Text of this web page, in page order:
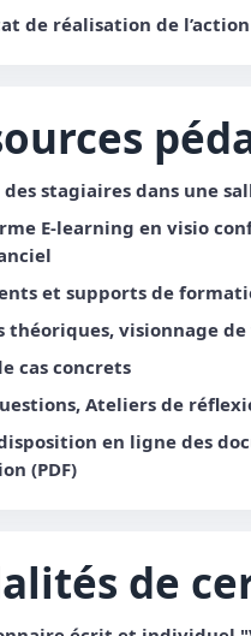
de réalisation de
des stagiaires dans une
E-learning en visio
et supports de
théoriques, visionnage
cas concrets
Ateliers de
en ligne des
(PDF)
de